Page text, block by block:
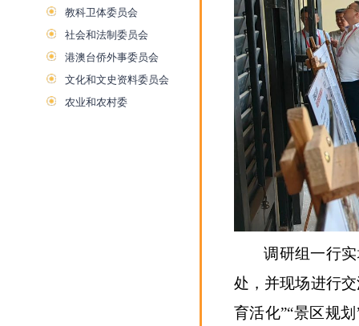
教科卫体委员会
社会和法制委员会
港澳台侨外事委员会
文化和文史资料委员会
农业和农村委
调研组一行
处，并现场进行
育活化”“景区规